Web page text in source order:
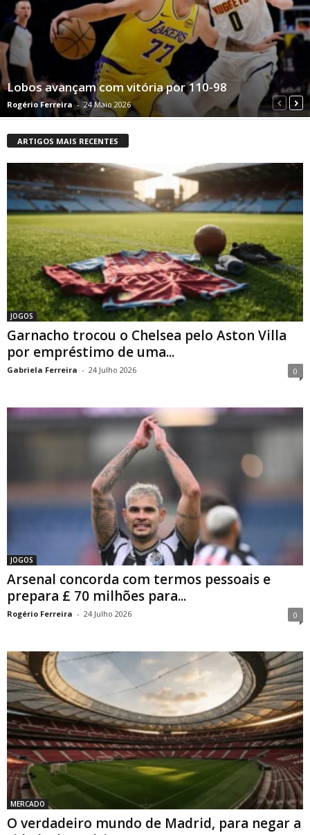
Lobos avançam com vitória por 110-98
Rogério Ferreira - 24 Maio 2026
ARTIGOS MAIS RECENTES
JOGOS
Garnacho trocou o Chelsea pelo Aston Villa
por empréstimo de uma...
Gabriela Ferreira - 24 Julho 2026 0
JOGOS
Arsenal concorda com termos pessoais e
prepara £ 70 milhões para...
Rogério Ferreira - 24 Julho 2026 0
MERCADO
O verdadeiro mundo de Madrid, para negar a